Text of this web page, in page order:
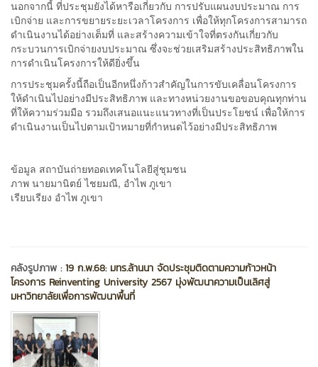
นอกจากนี้ ที่ประชุมยังได้หารือเกี่ยวกับ การปรับแผนงบประมาณ การ
เบิกจ่าย และการขยายระยะเวลาโครงการ เพื่อให้ทุกโครงการสามารถ
ดำเนินงานได้อย่างเต็มที่ และสร้างความเข้าใจที่ตรงกันเกี่ยวกับ
กระบวนการเบิกจ่ายงบประมาณ ซึ่งจะช่วยเสริมสร้างประสิทธิภาพใน
การดำเนินโครงการให้ดียิ่งขึ้น
การประชุมครั้งนี้ถือเป็นอีกหนึ่งก้าวสำคัญในการขับเคลื่อนโครงการ
ให้ดำเนินไปอย่างมีประสิทธิภาพ และทางหน่วยงานขอขอบคุณทุกท่าน
ที่ให้ความร่วมมือ รวมถึงเสนอแนะแนวทางที่เป็นประโยชน์ เพื่อให้การ
ดำเนินงานเป็นไปตามเป้าหมายที่กำหนดไว้อย่างมีประสิทธิภาพ
ข้อมูล สถาบันถ่ายทอดเทคโนโลยีสู่ชุมชน
ภาพ นายมานิตย์ ไชยมณี, อำไพ ภูเขา
เรียบเรียง อำไพ ภูเขา
คลังรูปภาพ :19 ก.พ.68: มทร.ล้านนา จัดประชุมติดตามความก้าวหน้า
โครงการ Reinventing University 2567 มุ่งพัฒนาความเป็นเลิศสู่
มหาวิทยาลัยเพื่อการพัฒนาพื้นที่